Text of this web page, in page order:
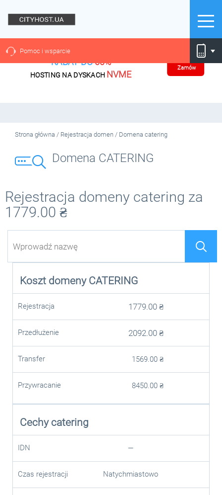
Pomoc i wsparcie
RABAT DO60%
HOSTING NA DYSKACH NVME
Zamów
Strona główna / Rejestracja domen / Domena catering
Domena CATERING
Rejestracja domeny catering za
1779.00 ₴
Koszt domeny CATERING
Rejestracja 1779.00 ₴
Przedłużenie 2092.00 ₴
Transfer 1569.00 ₴
Przywracanie 8450.00 ₴
Cechy catering
IDN —
Czas rejestracji Natychmiastowo